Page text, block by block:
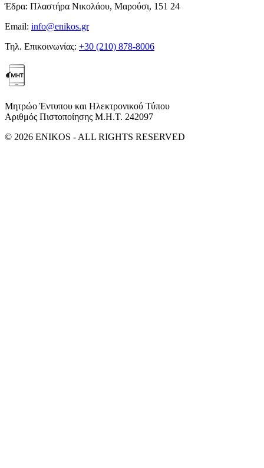
Έδρα: Πλαστήρα Νικολάου, Μαρούσι, 151 24
Email: info@enikos.gr
Τηλ. Επικοινωνίας: +30 (210) 878-8006
Μητρώο Έντυπου και Ηλεκτρονικού Τύπου
Αριθμός Πιστοποίησης Μ.Η.Τ. 242097
© 2026 ENIKOS - ALL RIGHTS RESERVED